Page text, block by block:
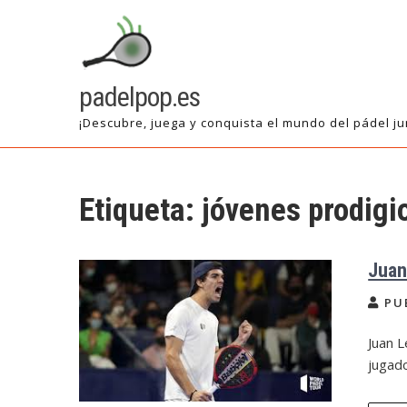
padelpop.es
¡Descubre, juega y conquista el mundo del pádel
Etiqueta: jóvenes
Juan